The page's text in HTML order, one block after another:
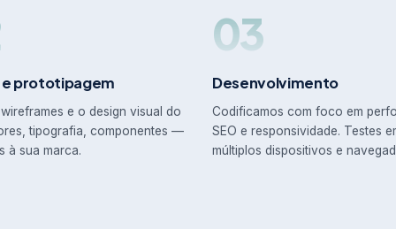
e prototipagem
e o design visual do
tipografia, componentes —
à sua marca.
03
Desenvolvimento
Codificamos com foco em
SEO e responsividade. Testes
múltiplos dispositivos e